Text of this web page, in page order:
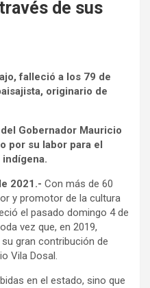
de sus
falleció a los 79 de
originario de
Gobernador Mauricio
por su labor para el
2021.- Con más de 60
y promotor de la cultura
el pasado domingo 4 de
vez que, en 2019,
gran contribución de
Vila Dosal.
en el estado, sino que